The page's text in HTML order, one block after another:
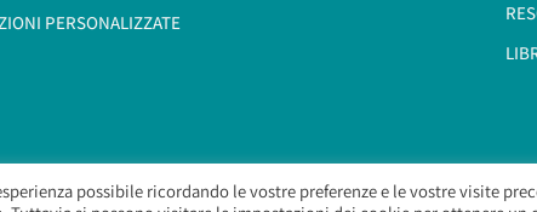
PERSONALIZZATE
Morashà – Brief Sas– Copyright 2026. All Rights
possibile ricordando le vostre preferenze e le vostre visite